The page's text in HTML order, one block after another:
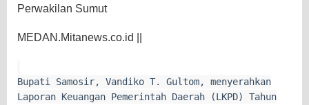
Perwakilan Sumut
MEDAN.Mitanews.co.id ||
Bupati Samosir, Vandiko T. Gultom, menyerahkan
Laporan Keuangan Pemerintah Daerah (LKPD) Tahun